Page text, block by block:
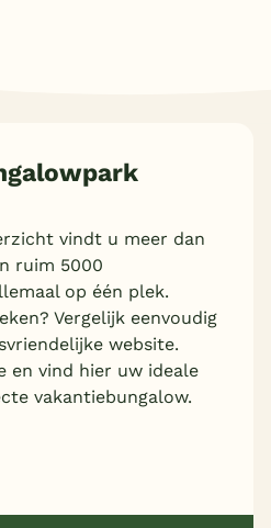
vindt u meer dan
ruim 5000
op één plek.
Vergelijk eenvoudig
website.
en vind hier uw ideale
vakantiebungalow.